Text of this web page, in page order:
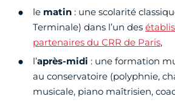
le matin : une scolarité
Terminale) dans l’un des
partenaires du CRR de Paris,
l’après-midi : une formation
au conservatoire (polyphnie,
musicale, piano maîtrisien,